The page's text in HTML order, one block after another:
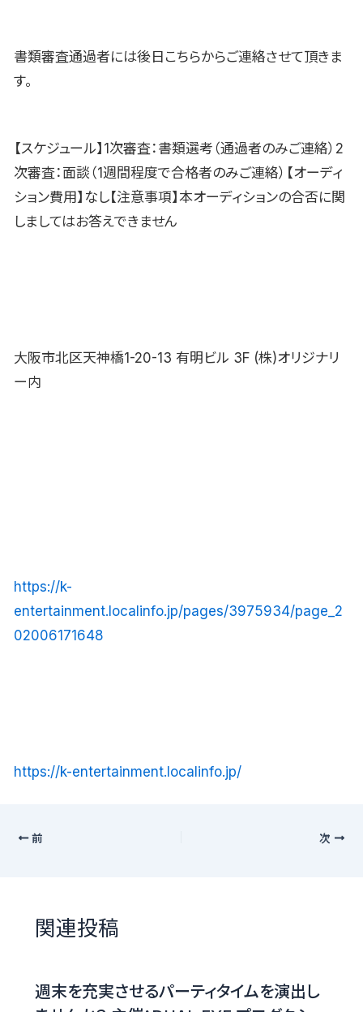
書類審査通過者には後日こちらからご連絡させて頂きま
す。
【スケジュール】1次審査：書類選考（通過者のみご連絡）2
次審査：面談（1週間程度で合格者のみご連絡）【オーディ
ション費用】なし【注意事項】本オーディションの合否に関
しましてはお答えできません
大阪市北区天神橋1-20-13 有明ビル 3F (株)オリジナリ
ー内
https://k-
entertainment.localinfo.jp/pages/3975934/page_2
02006171648
https://k-entertainment.localinfo.jp/
前 次
関連投稿
週末を充実させるパーティタイムを演出し